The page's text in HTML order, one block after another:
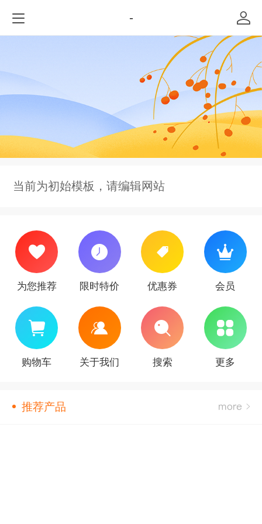
-
当前为初始模板，请编辑网站
为您推荐 限时特价 优惠券 会员
购物车 关于我们 搜索 更多
推荐产品